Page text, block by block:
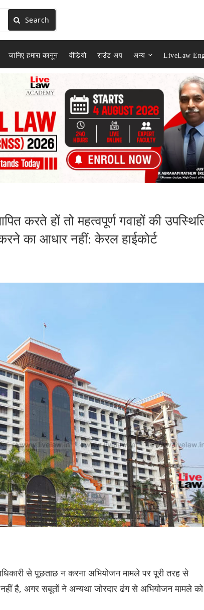
Search
जानिए हमारा कानून वीडियो राउंड अप अन्य LiveLaw
करते हों तो महत्वपूर्ण गवाहों की
का आधार नहीं: केरल हाईकोर्ट
से पूछताछ न करना अभियोजन मामले पर पूरी तरह से
है, अगर सबूतों ने अन्यथा जोरदार ढंग से अभियोजन मामले को